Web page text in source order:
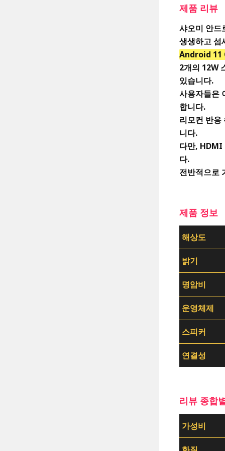
제품 리뷰
샤오미 안드
생생하고 섬
Android 11
2개의 12W
있습니다.
사용자들은
합니다.
리모컨 반응
니다.
다만, HDMI
다.
전반적으로
제품 정보
해상도
밝기
명암비
운영체제
스피커
연결성
리뷰 종합
가성비